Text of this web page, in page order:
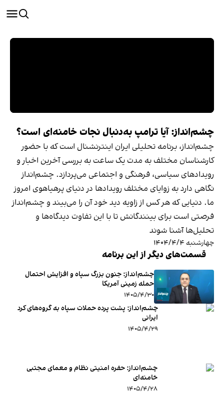
چشم‌انداز: آیا ترامپ به‌دنبال نجات خامنه‌ای است؟
چشم‌انداز، برنامه‌ تحلیلی ایران اینترنشنال است که با حضور
کارشناسان مختلف به مدت یک ساعت به بررسی آخرین اخبار و
رویدادهای سیاسی، فرهنگی و اجتماعی می‌پردازد. چشم‌انداز
نگاهی دارد به زوایای مختلف رویدادها در دنیای پرهیاهوی امروز
ما. دنیایی که هر کس از زاویه دید خود آن را می‌بیند و چشم‌انداز
فرصتی است برای بینندگانش تا با این تفاوت دیدگاه‌ها و
تحلیل‌ها آشنا شوند
چهارشنبه ۱۴۰۴/۴/۴
قسمت‌های دیگر از این برنامه
چشم‌انداز: جنون بزرگ سپاه و افزایش احتمال
حمله زمینی آمریکا
۱۴۰۵/۴/۳۰
چشم‌انداز: پشت پرده حملات سپاه به گروه‌های کرد
ایرانی
۱۴۰۵/۴/۲۹
چشم‌انداز: حفره امنیتی نظام و معمای مجتبی
خامنه‌ای
۱۴۰۵/۴/۲۸